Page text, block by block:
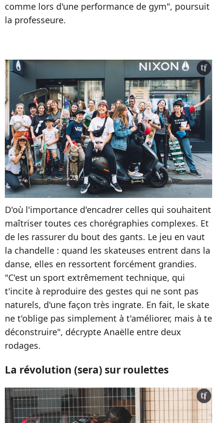
comme lors d'une performance de gym", poursuit
la professeure.
D'où l'importance d'encadrer celles qui souhaitent
maîtriser toutes ces chorégraphies complexes. Et
de les rassurer du bout des gants. Le jeu en vaut
la chandelle : quand les skateuses entrent dans la
danse, elles en ressortent forcément grandies.
"C'est un sport extrêmement technique, qui
t'incite à reproduire des gestes qui ne sont pas
naturels, d'une façon très ingrate. En fait, le skate
ne t'oblige pas simplement à t'améliorer, mais à te
déconstruire", décrypte Anaëlle entre deux
rodages.
La révolution (sera) sur roulettes